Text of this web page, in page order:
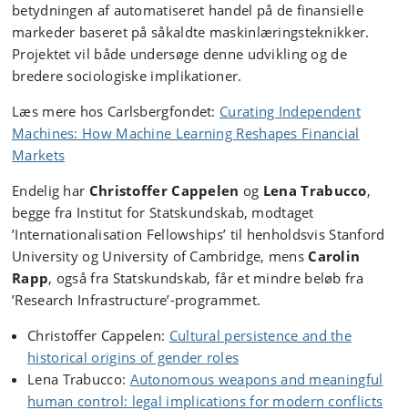
betydningen af automatiseret handel på de finansielle
markeder baseret på såkaldte maskinlæringsteknikker.
Projektet vil både undersøge denne udvikling og de
bredere sociologiske implikationer.
Læs mere hos Carlsbergfondet: Curating Independent
Machines: How Machine Learning Reshapes Financial
Markets
Endelig har Christoffer Cappelen og Lena Trabucco,
begge fra Institut for Statskundskab, modtaget
’Internationalisation Fellowships’ til henholdsvis Stanford
University og University of Cambridge, mens Carolin
Rapp, også fra Statskundskab, får et mindre beløb fra
’Research Infrastructure’-programmet.
Christoffer Cappelen: Cultural persistence and the
historical origins of gender roles
Lena Trabucco: Autonomous weapons and meaningful
human control: legal implications for modern conflicts